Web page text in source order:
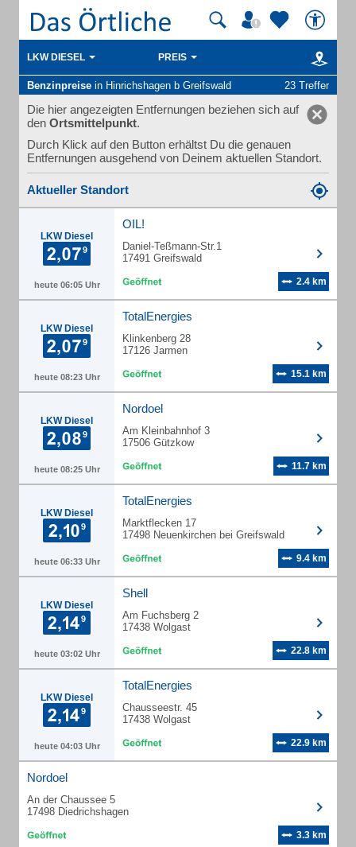
LKW DIESEL PREIS
Benzinpreise in Hinrichshagen b Greifswald 23 Treffer
Die hier angezeigten Entfernungen beziehen sich auf
den Ortsmittelpunkt.
Durch Klick auf den Button erhältst Du die genauen
Entfernungen ausgehend von Deinem aktuellen Standort.
Aktueller Standort
LKW Diesel
heute 06:05 Uhr
OIL!
Daniel-Teßmann-Str.1
17491 Greifswald
2.4 km
LKW Diesel
heute 08:23 Uhr
TotalEnergies
Klinkenberg 28
17126 Jarmen
15.1 km
LKW Diesel
heute 08:25 Uhr
Nordoel
Am Kleinbahnhof 3
17506 Gützkow
11.7 km
LKW Diesel
heute 06:33 Uhr
TotalEnergies
Marktflecken 17
17498 Neuenkirchen bei Greifswald
9.4 km
LKW Diesel
heute 03:02 Uhr
Shell
Am Fuchsberg 2
17438 Wolgast
22.8 km
LKW Diesel
heute 04:03 Uhr
TotalEnergies
Chausseestr. 45
17438 Wolgast
22.9 km
Nordoel
An der Chaussee 5
17498 Diedrichshagen
3.3 km